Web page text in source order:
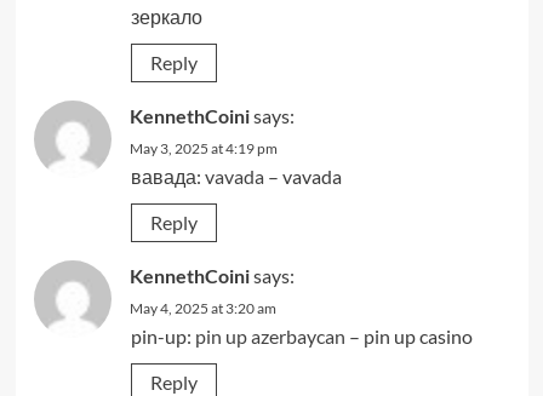
зеркало
Reply
KennethCoinisays:
May 3, 2025 at 4:19 pm
вавада: vavada– vavada
Reply
KennethCoinisays:
May 4, 2025 at 3:20 am
pin-up: pin up azerbaycan – pin up casino
Reply